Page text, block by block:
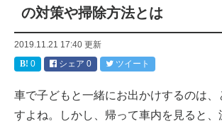
の対策や掃除方法とは
2019.11.21 17:40 更新
0
シェア 0 ツイート
車で子どもと一緒にお出かけするのは
すよね。しかし、帰って車内を見ると、